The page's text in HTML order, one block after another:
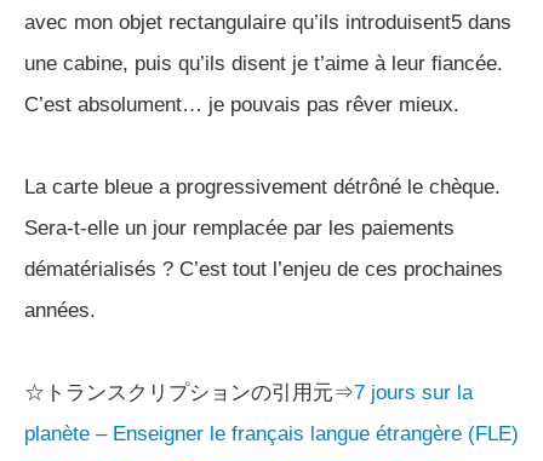
avec mon objet rectangulaire qu’ils introduisent5 dans
une cabine, puis qu’ils disent je t’aime à leur fiancée.
C’est absolument… je pouvais pas rêver mieux.
La carte bleue a progressivement détrôné le chèque.
Sera-t-elle un jour remplacée par les paiements
dématérialisés ? C’est tout l’enjeu de ces prochaines
années.
☆トランスクリプションの引用元⇒7 jours sur la
planète – Enseigner le français langue étrangère (FLE)